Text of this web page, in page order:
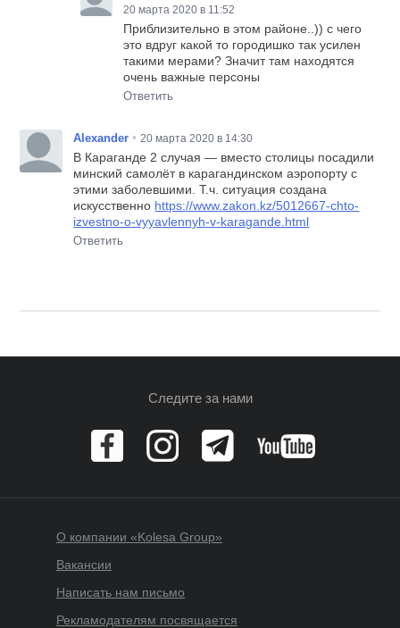
20 марта 2020 в 11:52
Приблизительно в этом районе..)) с чего
это вдруг какой то городишко так усилен
такими мерами? Значит там находятся
очень важные персоны
Ответить
Alexander • 20 марта 2020 в 14:30
В Караганде 2 случая — вместо столицы посадили
минский самолёт в карагандинском аэропорту с
этими заболевшими. Т.ч. ситуация создана
искусственно https://www.zakon.kz/5012667-chto-
izvestno-o-vyyavlennyh-v-karagande.html
Ответить
Следите за нами
О компании «Kolesa Group»
Вакансии
Написать нам письмо
Рекламодателям посвящается